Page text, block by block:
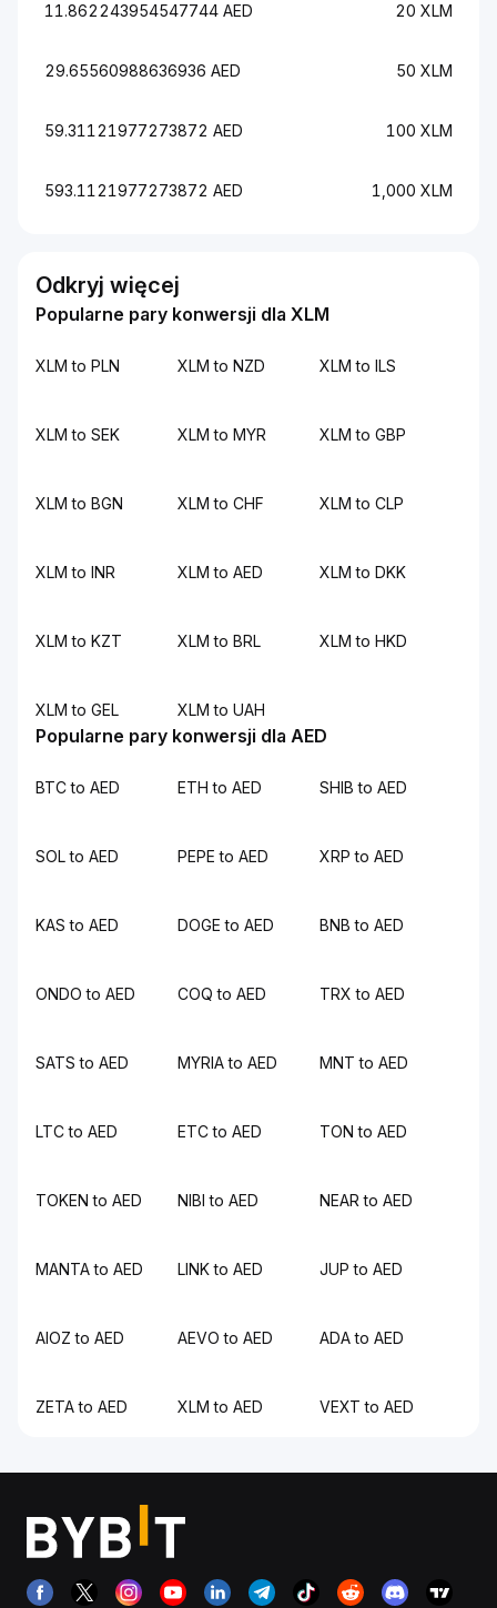
11.862243954547744 AED 20 XLM
29.65560988636936 AED 50 XLM
59.31121977273872 AED 100 XLM
593.1121977273872 AED 1,000 XLM
Odkryj więcej
Popularne pary konwersji dla XLM
XLM to PLN XLM to NZD XLM to ILS
XLM to SEK XLM to MYR XLM to GBP
XLM to BGN XLM to CHF XLM to CLP
XLM to INR XLM to AED XLM to DKK
XLM to KZT XLM to BRL XLM to HKD
XLM to GEL XLM to UAH
Popularne pary konwersji dla AED
BTC to AED ETH to AED SHIB to AED
SOL to AED PEPE to AED XRP to AED
KAS to AED DOGE to AED BNB to AED
ONDO to AED COQ to AED TRX to AED
SATS to AED MYRIA to AED MNT to AED
LTC to AED ETC to AED TON to AED
TOKEN to AED NIBI to AED NEAR to AED
MANTA to AED LINK to AED JUP to AED
AIOZ to AED AEVO to AED ADA to AED
ZETA to AED XLM to AED VEXT to AED